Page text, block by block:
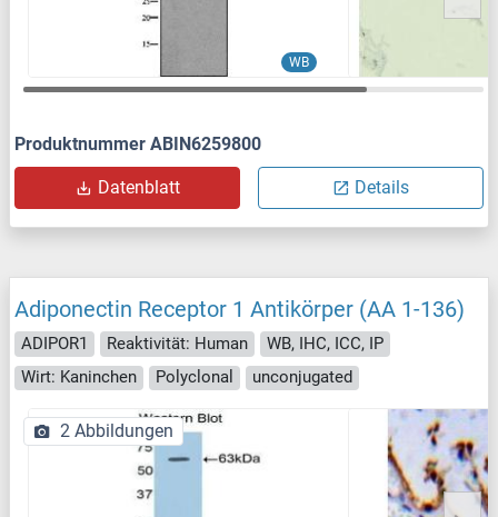
WB
Produktnummer ABIN6259800
Datenblatt Details
Adiponectin Receptor 1 Antikörper (AA 1-136)
ADIPOR1 Reaktivität: Human
WB, IHC, ICC, IP
Wirt: Kaninchen
Polyclonal unconjugated
2 Abbildungen